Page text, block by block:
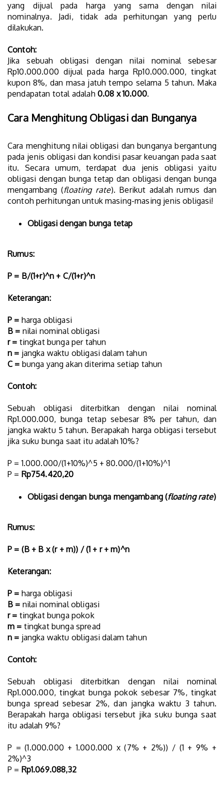
yang dijual pada harga yang sama dengan nilai
nominalnya. Jadi, tidak ada perhitungan yang perlu
dilakukan.
Contoh:
Jika sebuah obligasi dengan nilai nominal sebesar
Rp10.000.000 dijual pada harga Rp10.000.000, tingkat
kupon 8%, dan masa jatuh tempo selama 5 tahun. Maka
pendapatan total adalah 0.08 x 10.000.
Cara Menghitung Obligasi dan Bunganya
Cara menghitung nilai obligasi dan bunganya bergantung
pada jenis obligasi dan kondisi pasar keuangan pada saat
itu. Secara umum, terdapat dua jenis obligasi yaitu
obligasi dengan bunga tetap dan obligasi dengan bunga
mengambang (floating rate). Berikut adalah rumus dan
contoh perhitungan untuk masing-masing jenis obligasi!
Obligasi dengan bunga tetap
Rumus:
P = B/(1+r)^n + C/(1+r)^n
Keterangan:
P = harga obligasi
B = nilai nominal obligasi
r = tingkat bunga per tahun
n = jangka waktu obligasi dalam tahun
C = bunga yang akan diterima setiap tahun
Contoh:
Sebuah obligasi diterbitkan dengan nilai nominal
Rp1.000.000, bunga tetap sebesar 8% per tahun, dan
jangka waktu 5 tahun. Berapakah harga obligasi tersebut
jika suku bunga saat itu adalah 10%?
P = 1.000.000/(1+10%)^5 + 80.000/(1+10%)^1
P = Rp754.420,20
Obligasi dengan bunga mengambang (floating rate)
Rumus:
P = (B + B x (r + m)) / (1 + r + m)^n
Keterangan:
P = harga obligasi
B = nilai nominal obligasi
r = tingkat bunga pokok
m = tingkat bunga spread
n = jangka waktu obligasi dalam tahun
Contoh:
Sebuah obligasi diterbitkan dengan nilai nominal
Rp1.000.000, tingkat bunga pokok sebesar 7%, tingkat
bunga spread sebesar 2%, dan jangka waktu 3 tahun.
Berapakah harga obligasi tersebut jika suku bunga saat
itu adalah 9%?
P = (1.000.000 + 1.000.000 x (7% + 2%)) / (1 + 9% +
2%)^3
P = Rp1.069.088,32